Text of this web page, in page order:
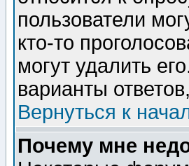
пользователи
кто-то
могут удалить
варианты
Вернуться к
Почему мне